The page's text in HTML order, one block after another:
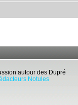
autour des Dupré
Notules